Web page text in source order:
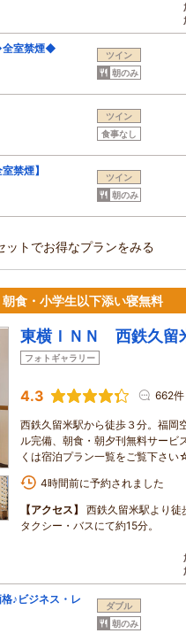
全室禁煙◆
ツイン
朝のみ
ツイン
食事なし
禁煙】
ツイン
朝のみ
ットでお得なプランをみる
食・小学生以下添い寝無料
東横ＩＮＮ 西鉄久留
フォトギャラリー
4.3 662件
西鉄久留米駅から徒歩３分。福岡
ル完備、朝食・朝夕刊無料サービ
くは宿泊プラン一覧をご覧下さい
4時間前に予約されました
【アクセス】
西鉄久留米駅より徒
タクシー・バスにて約15分。
♪ビジネス・レ
ダブル
朝のみ